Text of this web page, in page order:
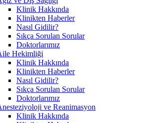
Klinik Hakkında
Klinikten Haberler
Nasıl Gidilir?
Sıkça Sorulan Sorular
Doktorlarımız
Hekimliği
Klinik Hakkında
Klinikten Haberler
Nasıl Gidilir?
Sıkça Sorulan Sorular
Doktorlarımız
ve Reanimasyon
Klinik Hakkında